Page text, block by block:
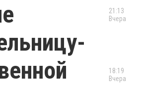
21:13
Вчера
18:19
Вчера